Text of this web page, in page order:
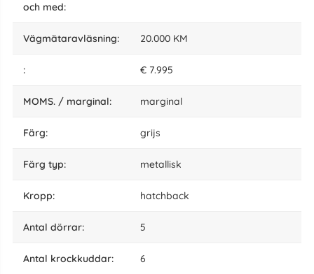
och med:
vägmätaravläsning: 20.000 KM
: € 7.995
MOMS. / marginal: marginal
Färg: grijs
färg typ: metallisk
kropp: hatchback
antal dörrar: 5
antal krockkuddar: 6